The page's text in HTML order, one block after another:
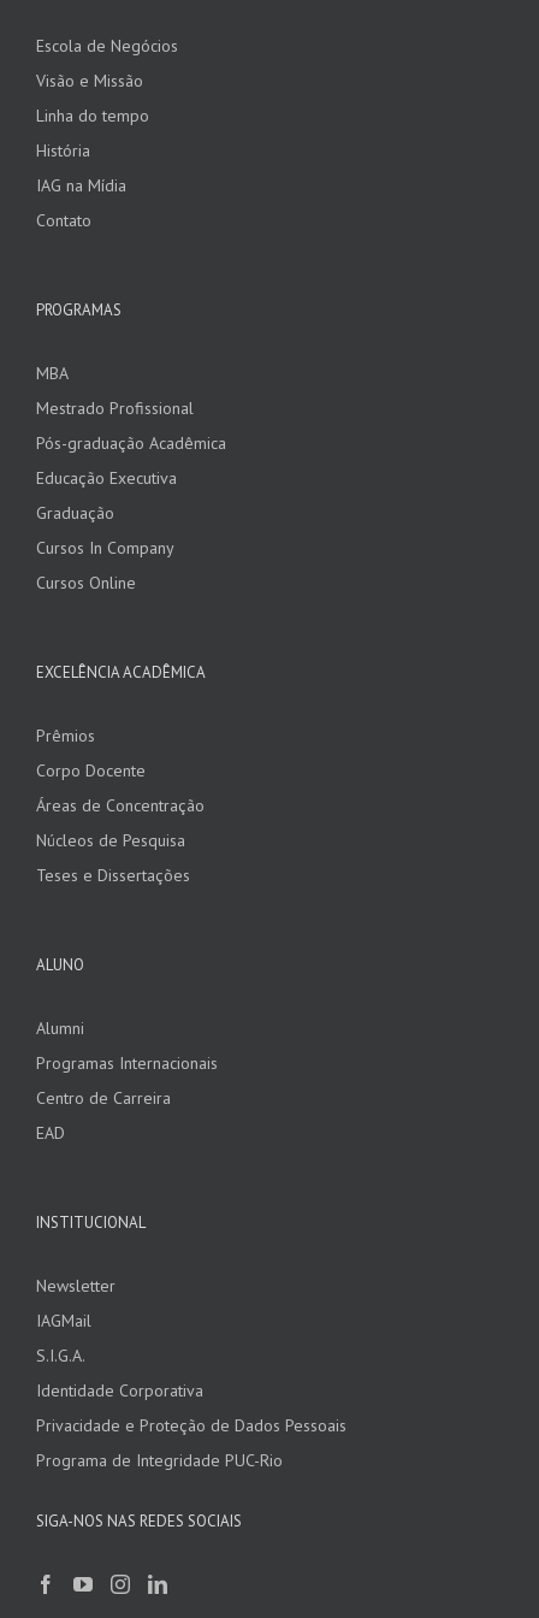
Escola de Negócios
Visão e Missão
Linha do tempo
História
IAG na Mídia
Contato
PROGRAMAS
MBA
Mestrado Profissional
Pós-graduação Acadêmica
Educação Executiva
Graduação
Cursos In Company
Cursos Online
EXCELÊNCIA ACADÊMICA
Prêmios
Corpo Docente
Áreas de Concentração
Núcleos de Pesquisa
Teses e Dissertações
ALUNO
Alumni
Programas Internacionais
Centro de Carreira
EAD
INSTITUCIONAL
Newsletter
IAGMail
S.I.G.A.
Identidade Corporativa
Privacidade e Proteção de Dados Pessoais
Programa de Integridade PUC-Rio
SIGA-NOS NAS REDES SOCIAIS